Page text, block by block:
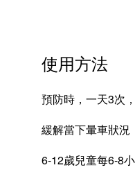
使用方法
預防時，一天3次
緩解當下暈車狀況
6-12歲兒童每6-8